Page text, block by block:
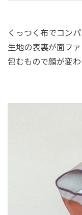
くっつく布でコン
生地の表裏が面フ
包むもので顔が変